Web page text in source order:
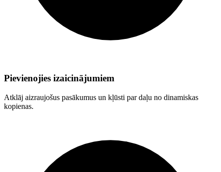
Pievienojies izaicinājumiem
Atklāj aizraujošus pasākumus un kļūsti par daļu no dinamiskas
kopienas.